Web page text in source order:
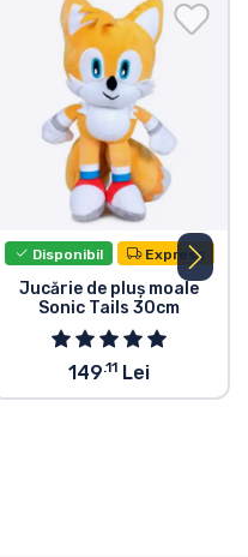
Disponibil Express
Jucărie de pluș moale
Sonic Tails 30cm
149.11 Lei